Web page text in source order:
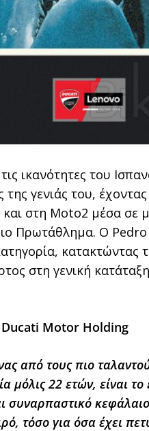
ικανότητες του
γενιάς του,
στη Moto2 μέσα σε
Πρωτάθλημα. Ο Pedro
κατακτώντας
στη γενική
Ducati Motor Holding
από τους πιο
μόλις 22 ετών, είναι
συναρπαστικό
τόσο για όσα έχει